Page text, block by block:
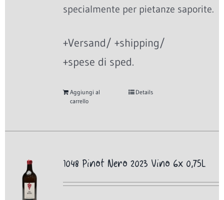
specialmente per pietanze saporite.
+Versand/ +shipping/
+spese di sped.
Aggiungi al
carrello
Details
1048 Pinot Nero 2023 Vino 6x 0,75L